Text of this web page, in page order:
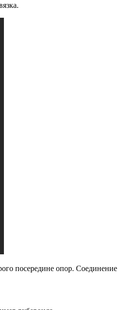
посередине опор. Соединение